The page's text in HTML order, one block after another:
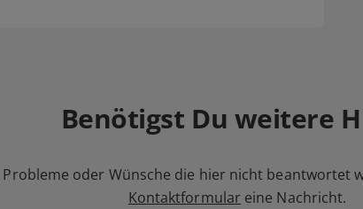
Benötigst Du weitere
Probleme oder Wünsche die hier nicht beantwortet
Kontaktformular eine Nachricht.